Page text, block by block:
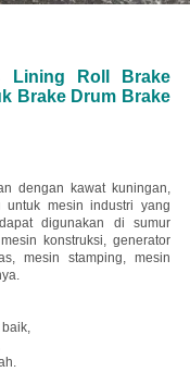
Lining Roll Brake
Brake Drum Brake
dengan kawat kuningan,
mesin industri yang
digunakan di sumur
konstruksi, generator
mesin stamping, mesin